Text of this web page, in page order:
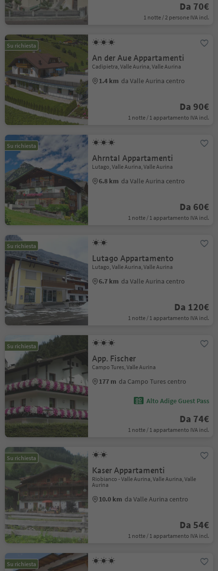
Da 70€
1 notte / 2 persone IVA incl.
Su richiesta
An der Aue Appartamenti
Cadipietra, Valle Aurina, Valle Aurina
1.4 km da Valle Aurina centro
Da 90€
1 notte / 1 appartamento IVA incl.
Su richiesta
Ahrntal Appartamenti
Lutago, Valle Aurina, Valle Aurina
6.8 km da Valle Aurina centro
Da 60€
1 notte / 1 appartamento IVA incl.
Su richiesta
Lutago Appartamento
Lutago, Valle Aurina, Valle Aurina
6.7 km da Valle Aurina centro
Da 120€
1 notte / 1 appartamento IVA incl.
Su richiesta
App. Fischer
Campo Tures, Valle Aurina
177 m da Campo Tures centro
Alto Adige Guest Pass
Da 74€
1 notte / 1 appartamento IVA incl.
Su richiesta
Kaser Appartamenti
Riobianco - Valle Aurina, Valle Aurina, Valle
Aurina
10.0 km da Valle Aurina centro
Da 54€
1 notte / 1 appartamento IVA incl.
Su richiesta